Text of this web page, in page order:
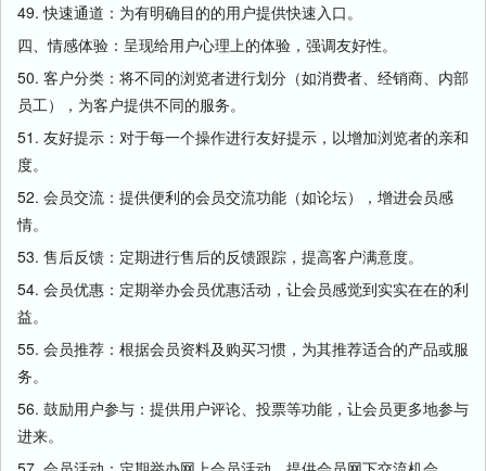
49. 快速通道：为有明确目的的用户提供快速入口。
四、情感体验：呈现给用户心理上的体验，强调友好性。
50. 客户分类：将不同的浏览者进行划分（如消费者、经销商、内部
员工），为客户提供不同的服务。
51. 友好提示：对于每一个操作进行友好提示，以增加浏览者的亲和
度。
52. 会员交流：提供便利的会员交流功能（如论坛），增进会员感
情。
53. 售后反馈：定期进行售后的反馈跟踪，提高客户满意度。
54. 会员优惠：定期举办会员优惠活动，让会员感觉到实实在在的利
益。
55. 会员推荐：根据会员资料及购买习惯，为其推荐适合的产品或服
务。
56. 鼓励用户参与：提供用户评论、投票等功能，让会员更多地参与
进来。